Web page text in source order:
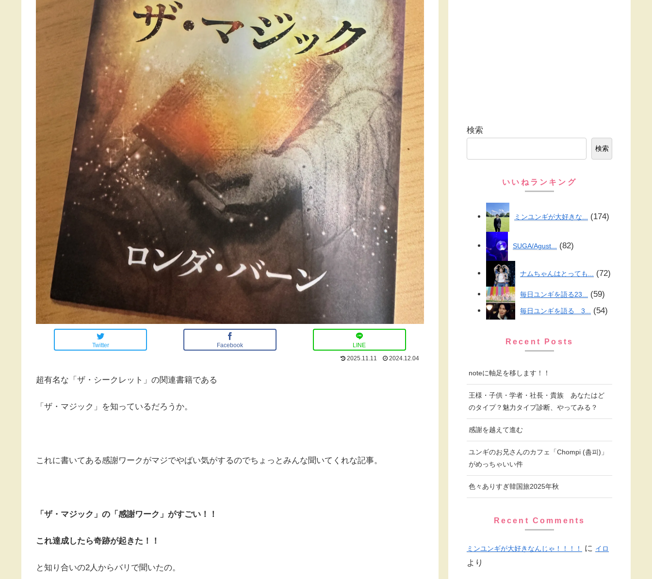
Twitter Facebook
LINE
2025.11.11
2024.12.04
超有名な「ザ・シークレット」の関連書籍である
「ザ・マジック」を知っているだろうか。
これに書いてある感謝ワークがマジでやばい気がするのでちょっとみんな聞いてくれな記事。
「ザ・マジック」の「感謝ワーク」がすごい！！
これ達成したら奇跡が起きた！！
と知り合いの2人からバリで聞いたの。
検索
検索
いいねランキング
ミンユンギが大好きな... 174
SUGA/Agust... 82
ナムちゃんはとっても... 72
毎日ユンギを語る23... 59
毎日ユンギを語る 3... 54
Recent Posts
noteに軸足を移します！！
王様・子供・学者・社長・貴族 あなたはど
のタイプ？魅力タイプ診断、やってみる？
感謝を越えて進む
ユンギのお兄さんのカフェ「Chompi (촘피)」
がめっちゃいい件
色々ありすぎ韓国旅2025年秋
Recent Comments
ミンユンギが大好きなんじゃ！！！！ に イロ
より